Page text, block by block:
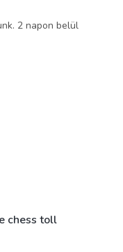
2 napon belül
chess toll